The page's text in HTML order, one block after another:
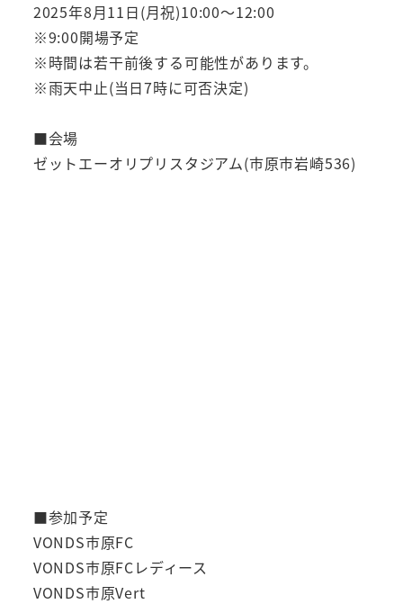
2025年8月11日(月祝)10:00～12:00
※9:00開場予定
※時間は若干前後する可能性があります。
※雨天中止(当日7時に可否決定)
■会場
ゼットエーオリプリスタジアム(市原市岩崎536)
■参加予定
VONDS市原FC
VONDS市原FCレディース
VONDS市原Vert